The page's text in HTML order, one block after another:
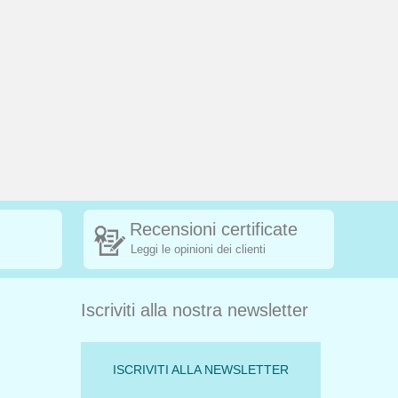
Recensioni certificate
Leggi le opinioni dei clienti
Iscriviti alla nostra newsletter
ISCRIVITI ALLA NEWSLETTER